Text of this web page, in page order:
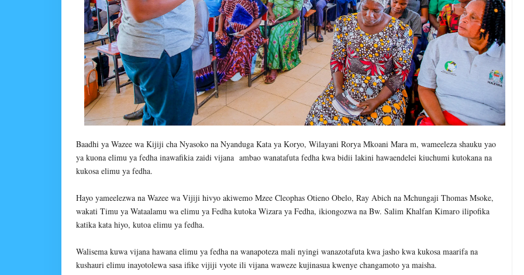
Baadhi ya Wazee wa Kijiji cha Nyasoko na Nyanduga Kata ya Koryo, Wilayani Rorya Mkoani Mara m, wameeleza shauku yao
ya kuona elimu ya fedha inawafikia zaidi vijana ambao wanatafuta fedha kwa bidii lakini hawaendelei kiuchumi kutokana na
kukosa elimu ya fedha.
Hayo yameelezwa na Wazee wa Vijiji hivyo akiwemo Mzee Cleophas Otieno Obelo, Ray Abich na Mchungaji Thomas Msoke,
wakati Timu ya Wataalamu wa elimu ya Fedha kutoka Wizara ya Fedha, ikiongozwa na Bw. Salim Khalfan Kimaro ilipofika
katika kata hiyo, kutoa elimu ya fedha.
Walisema kuwa vijana hawana elimu ya fedha na wanapoteza mali nyingi wanazotafuta kwa jasho kwa kukosa maarifa na
kushauri elimu inayotolewa sasa ifike vijiji vyote ili vijana waweze kujinasua kwenye changamoto ya maisha.